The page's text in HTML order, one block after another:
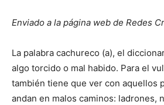
Enviado a la página web de Redes
La palabra cachureco (a), el
algo torcido o mal habido. Para el
también tiene que ver con aquellos
andan en malos caminos: ladrones,